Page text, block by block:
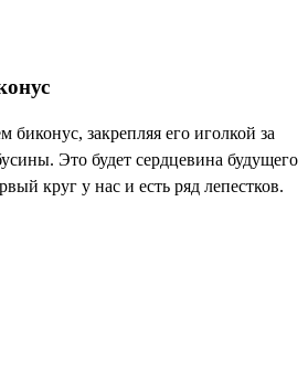
биконус, закрепляя его иголкой за
Это будет сердцевина будущего
круг у нас и есть ряд лепестков.